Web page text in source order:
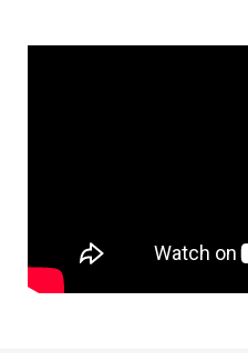
お問い合わせ
メールマガジン登録/解除